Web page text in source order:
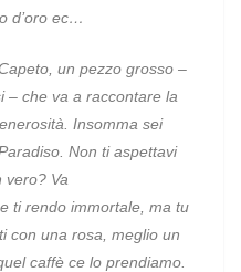
d’oro ec…
un pezzo grosso –
– che va a raccontare la
Insomma sei
Non ti aspettavi
vero? Va
ti rendo immortale, ma tu
con una rosa, meglio un
caffè ce lo prendiamo.